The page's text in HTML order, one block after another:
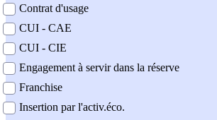
Contrat d'usage
CUI - CAE
CUI - CIE
Engagement à servir dans la réserve
Franchise
Insertion par l'activ.éco.